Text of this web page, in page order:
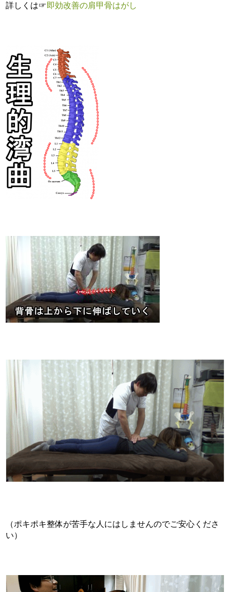
詳しくは☞即効改善の肩甲骨はがし
（ポキポキ整体が苦手な人にはしませんのでご安心くださ
い）